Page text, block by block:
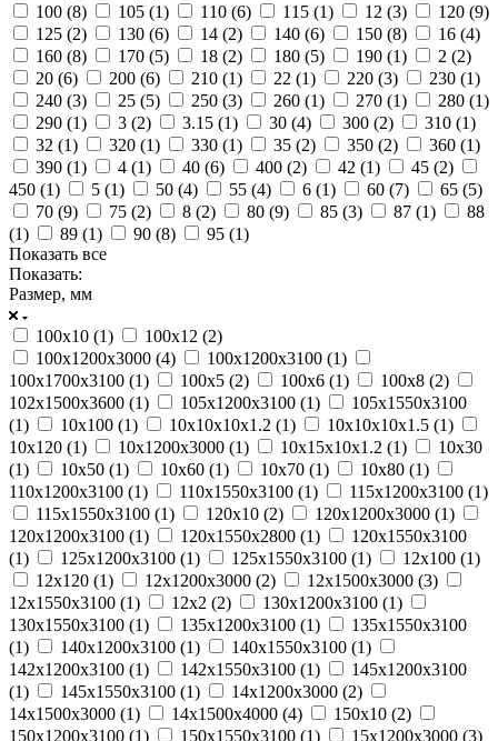
100 (8) 105 (1) 110 (6) 115 (1) 12 (3) 120 (9)
125 (2) 130 (6) 14 (2) 140 (6) 150 (8) 16 (4)
160 (8) 170 (5) 18 (2) 180 (5) 190 (1) 2 (2)
20 (6) 200 (6) 210 (1) 22 (1) 220 (3) 230 (1)
240 (3) 25 (5) 250 (3) 260 (1) 270 (1) 280 (1)
290 (1) 3 (2) 3.15 (1) 30 (4) 300 (2) 310 (1)
32 (1) 320 (1) 330 (1) 35 (2) 350 (2) 360 (1)
390 (1) 4 (1) 40 (6) 400 (2) 42 (1) 45 (2)
450 (1) 5 (1) 50 (4) 55 (4) 6 (1) 60 (7) 65 (5)
70 (9) 75 (2) 8 (2) 80 (9) 85 (3) 87 (1)
88
(1) 89 (1) 90 (8) 95 (1)
Показать все
Показать:
Размер, мм
100х10 (1) 100х12 (2)
100х1200х3000 (4) 100х1200х3100 (1)
100х1700х3100 (1) 100х5 (2) 100х6 (1) 100х8 (2)
102х1500х3600 (1) 105х1200х3100 (1)
105х1550х3100
(1) 10х100 (1) 10х10х10х1.2 (1) 10х10х10х1.5 (1)
10х120 (1) 10х1200х3000 (1) 10х15х10х1.2 (1)
10х30
(1) 10х50 (1) 10х60 (1) 10х70 (1) 10х80 (1)
110х1200х3100 (1) 110х1550х3100 (1) 115х1200х3100 (1)
115х1550х3100 (1) 120х10 (2) 120х1200х3000 (1)
120х1200х3100 (1) 120х1550х2800 (1)
120х1550х3100
(1) 125х1200х3100 (1) 125х1550х3100 (1) 12х100 (1)
12х120 (1) 12х1200х3000 (2) 12х1500х3000 (3)
12х1550х3100 (1) 12х2 (2) 130х1200х3100 (1)
130х1550х3100 (1) 135х1200х3100 (1)
135х1550х3100
(1) 140х1200х3100 (1) 140х1550х3100 (1)
142х1200х3100 (1) 142х1550х3100 (1)
145х1200х3100
(1) 145х1550х3100 (1) 14х1200х3000 (2)
14х1500х3000 (1) 14х1500х4000 (4) 150х10 (2)
150х1200х3100 (1) 150х1550х3100 (1) 15х1200х3000 (3)